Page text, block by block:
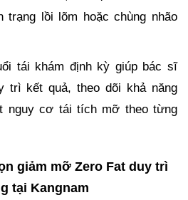
trạng lồi lõm hoặc chùng nhão
tái khám định kỳ giúp bác sĩ
trì kết quả, theo dõi khả năng
nguy cơ tái tích mỡ theo từng
giảm mỡ Zero Fat duy trì
tại Kangnam